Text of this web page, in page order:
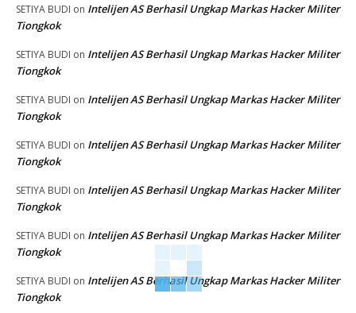
SETIYA BUDI on Intelijen AS Berhasil Ungkap Markas Hacker Militer
Tiongkok
SETIYA BUDI on Intelijen AS Berhasil Ungkap Markas Hacker Militer
Tiongkok
SETIYA BUDI on Intelijen AS Berhasil Ungkap Markas Hacker Militer
Tiongkok
SETIYA BUDI on Intelijen AS Berhasil Ungkap Markas Hacker Militer
Tiongkok
SETIYA BUDI on Intelijen AS Berhasil Ungkap Markas Hacker Militer
Tiongkok
SETIYA BUDI on Intelijen AS Berhasil Ungkap Markas Hacker Militer
Tiongkok
SETIYA BUDI on Intelijen AS Berhasil Ungkap Markas Hacker Militer
Tiongkok